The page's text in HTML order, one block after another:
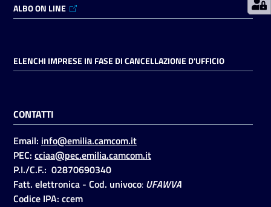
Seguici
su
ALBO ON LINE
ELENCHI IMPRESE IN FASE DI CANCELLAZIONE D'UFFICIO
CONTATTI
Email: info@emilia.camcom.it
PEC: cciaa@pec.emilia.camcom.it
P.I./C.F.: 02870690340
Fatt. elettronica - Cod. univoco: UFAWVA
Codice IPA: ccem